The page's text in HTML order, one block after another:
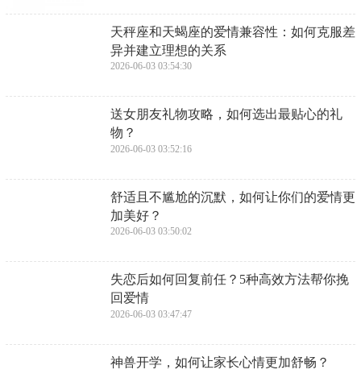
​天秤座和天蝎座的爱情兼容性：如何克服差
异并建立理想的关系
2026-06-03 03:54:30
​送女朋友礼物攻略，如何选出最贴心的礼
物？
2026-06-03 03:52:16
​舒适且不尴尬的沉默，如何让你们的爱情更
加美好？
2026-06-03 03:50:02
​失恋后如何回复前任？5种高效方法帮你挽
回爱情
2026-06-03 03:47:47
​神兽开学，如何让家长心情更加舒畅？